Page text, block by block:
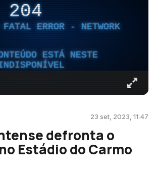
204
ERROR - NETWORK
ESTÁ NESTE
23 set, 2023, 11:47
defronta o
Estádio do Carmo